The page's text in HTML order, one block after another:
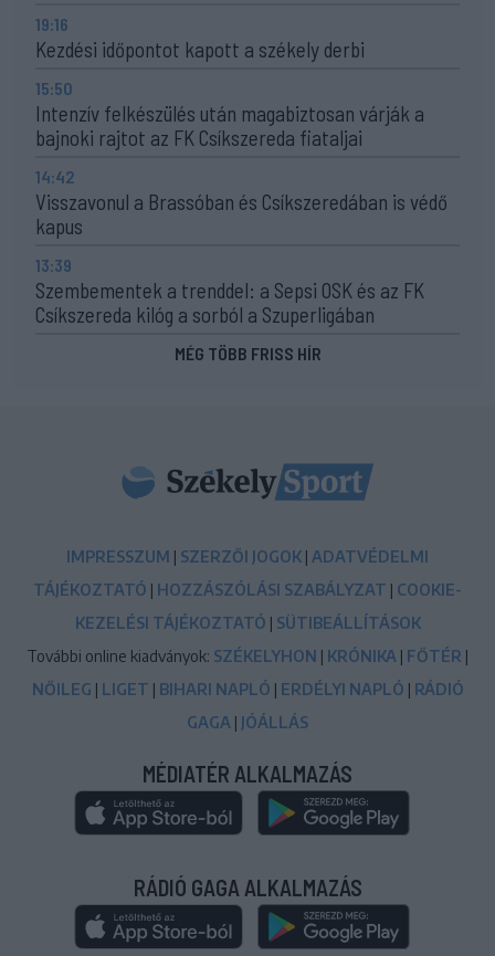
19:16
Kezdési időpontot kapott a székely derbi
15:50
Intenzív felkészülés után magabiztosan várják a
bajnoki rajtot az FK Csíkszereda fiataljai
14:42
Visszavonul a Brassóban és Csíkszeredában is védő
kapus
13:39
Szembementek a trenddel: a Sepsi OSK és az FK
Csíkszereda kilóg a sorból a Szuperligában
MÉG TÖBB FRISS HÍR
IMPRESSZUM | SZERZŐI JOGOK | ADATVÉDELMI
TÁJÉKOZTATÓ | HOZZÁSZÓLÁSI SZABÁLYZAT | COOKIE-
KEZELÉSI TÁJÉKOZTATÓ | SÜTIBEÁLLÍTÁSOK
További online kiadványok: SZÉKELYHON | KRÓNIKA | FŐTÉR |
NŐILEG | LIGET | BIHARI NAPLÓ | ERDÉLYI NAPLÓ | RÁDIÓ
GAGA | JÓÁLLÁS
MÉDIATÉR ALKALMAZÁS
RÁDIÓ GAGA ALKALMAZÁS